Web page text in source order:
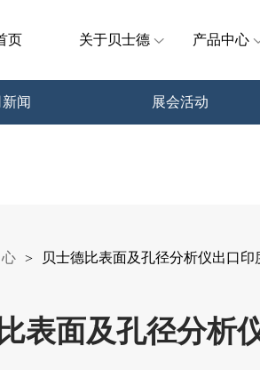
页 关于贝士德 产品中心
闻 展会活动
> 贝士德比表面及孔径分析仪出口印
表面及孔径分析